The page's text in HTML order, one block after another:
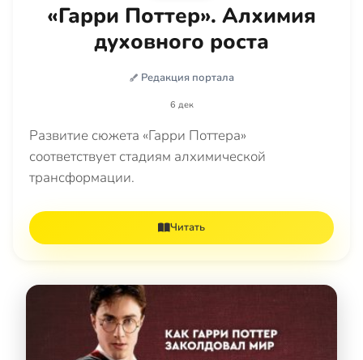
«Гарри Поттер». Алхимия
духовного роста
Редакция портала
6 дек
Развитие сюжета «Гарри Поттера»
соответствует стадиям алхимической
трансформации.
Читать